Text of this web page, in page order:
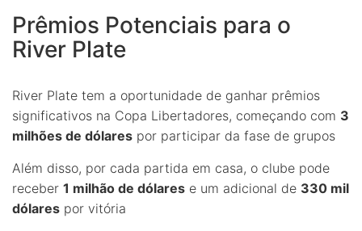
Prêmios Potenciais para o
River Plate
River Plate tem a oportunidade de ganhar prêmios
significativos na Copa Libertadores, começando com 3
milhões de dólares por participar da fase de grupos
Além disso, por cada partida em casa, o clube pode
receber 1 milhão de dólares e um adicional de 330 mil
dólares por vitória